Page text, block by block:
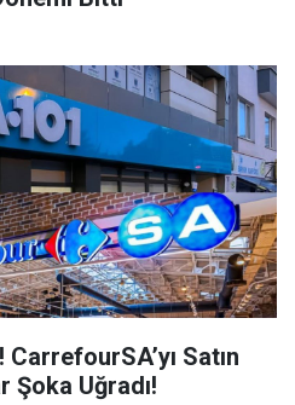
Satın
Şoka Uğradı!